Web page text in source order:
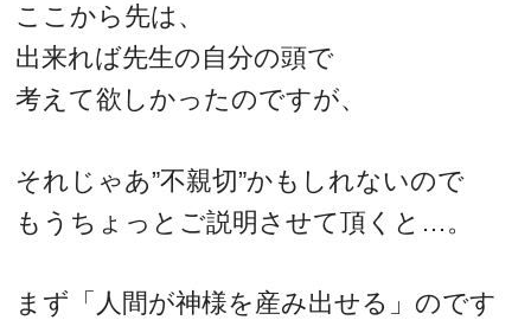
ここから先は、
出来れば先生の自分の頭で
考えて欲しかったのですが、
それじゃあ”不親切”かもしれないので
もうちょっとご説明させて頂くと…。
まず「人間が神様を産み出せる」のです